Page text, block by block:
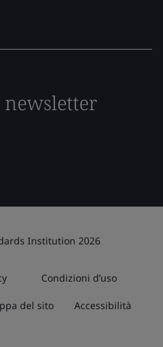
newsletter
Institution 2026
Condizioni d’uso
del sito Accessibilità